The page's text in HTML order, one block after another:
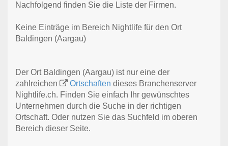
Nachfolgend finden Sie die Liste der Firmen.
Keine Einträge im Bereich Nightlife für den Ort
Baldingen (Aargau)
Der Ort Baldingen (Aargau) ist nur eine der
zahlreichen
Ortschaften dieses Branchenserver
Nightlife.ch. Finden Sie einfach Ihr gewünschtes
Unternehmen durch die Suche in der richtigen
Ortschaft. Oder nutzen Sie das Suchfeld im oberen
Bereich dieser Seite.